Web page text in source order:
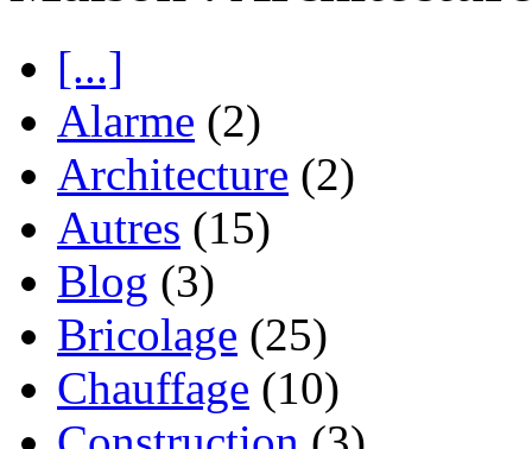
[...]
Alarme (2)
Architecture (2)
Autres (15)
Blog (3)
Bricolage (25)
Chauffage (10)